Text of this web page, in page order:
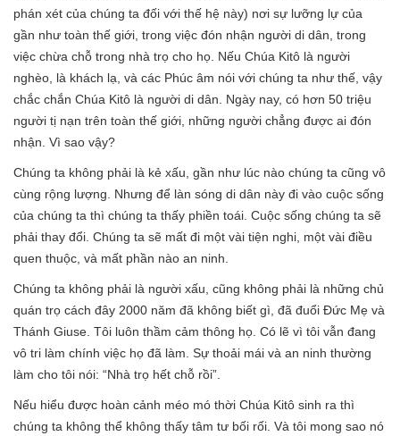
phán xét của chúng ta đối với thế hệ này) nơi sự lưỡng lự của
gần như toàn thế giới, trong việc đón nhận người di dân, trong
việc chừa chỗ trong nhà trọ cho họ. Nếu Chúa Kitô là người
nghèo, là khách lạ, và các Phúc âm nói với chúng ta như thế, vậy
chắc chắn Chúa Kitô là người di dân. Ngày nay, có hơn 50 triệu
người tị nạn trên toàn thế giới, những người chẳng được ai đón
nhận. Vì sao vậy?
Chúng ta không phải là kẻ xấu, gần như lúc nào chúng ta cũng vô
cùng rộng lượng. Nhưng để làn sóng di dân này đi vào cuộc sống
của chúng ta thì chúng ta thấy phiền toái. Cuộc sống chúng ta sẽ
phải thay đổi. Chúng ta sẽ mất đi một vài tiện nghi, một vài điều
quen thuộc, và mất phần nào an ninh.
Chúng ta không phải là người xấu, cũng không phải là những chủ
quán trọ cách đây 2000 năm đã không biết gì, đã đuổi Đức Mẹ và
Thánh Giuse. Tôi luôn thầm cảm thông họ. Có lẽ vì tôi vẫn đang
vô tri làm chính việc họ đã làm. Sự thoải mái và an ninh thường
làm cho tôi nói: “Nhà trọ hết chỗ rồi”.
Nếu hiểu được hoàn cảnh méo mó thời Chúa Kitô sinh ra thì
chúng ta không thể không thấy tâm tư bối rối. Và tôi mong sao nó